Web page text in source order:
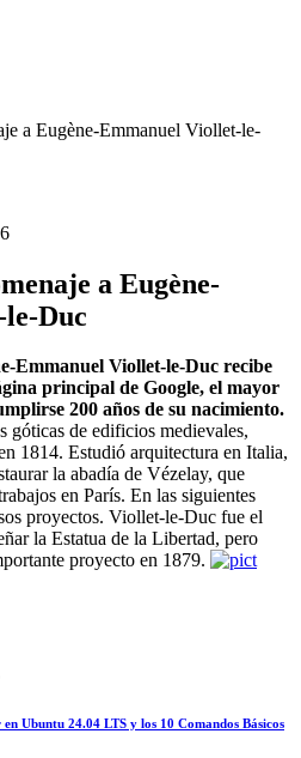
a Eugène-Emmanuel Viollet-le-
a Eugène-
Duc
Emmanuel Viollet-le-Duc recibe
principal de Google, el mayor
200 años de su nacimiento.
góticas de edificios medievales,
1814. Estudió arquitectura en Italia,
la abadía de Vézelay, que
en París. En las siguientes
proyectos. Viollet-le-Duc fue el
la Estatua de la Libertad, pero
proyecto en 1879.
Ubuntu 24.04 LTS y los 10 Comandos Básicos